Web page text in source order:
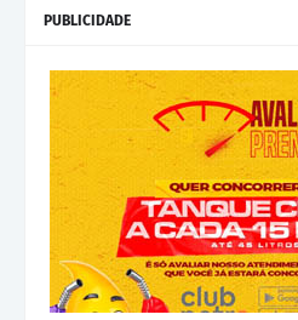
PUBLICIDADE